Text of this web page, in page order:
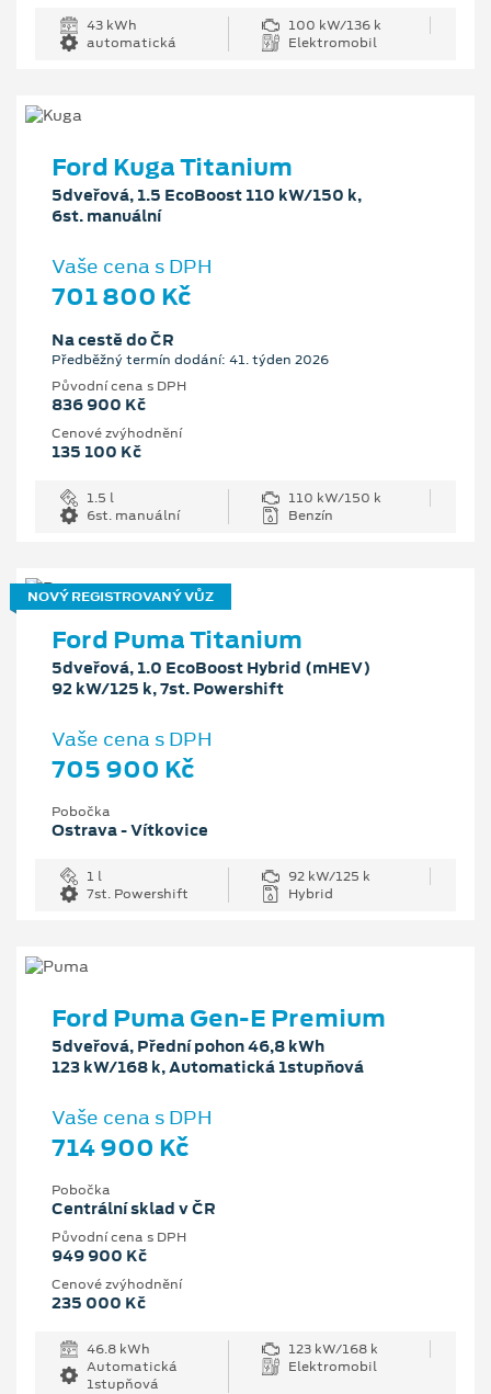
43 kWh
100 kW/136 k
automatická
Elektromobil
Ford Kuga Titanium
5dveřová, 1.5 EcoBoost 110 kW/150 k,
6st. manuální
Vaše cena s DPH
701 800 Kč
Na cestě do ČR
Předběžný termín dodání: 41. týden 2026
Původní cena s DPH
836 900 Kč
Cenové zvýhodnění
135 100 Kč
1.5 l
110 kW/150 k
6st. manuální
Benzín
NOVÝ REGISTROVANÝ VŮZ
Ford Puma Titanium
5dveřová, 1.0 EcoBoost Hybrid (mHEV)
92 kW/125 k, 7st. Powershift
Vaše cena s DPH
705 900 Kč
Pobočka
Ostrava - Vítkovice
1 l
92 kW/125 k
7st. Powershift
Hybrid
Ford Puma Gen-E Premium
5dveřová, Přední pohon 46,8 kWh
123 kW/168 k, Automatická 1stupňová
Vaše cena s DPH
714 900 Kč
Pobočka
Centrální sklad v ČR
Původní cena s DPH
949 900 Kč
Cenové zvýhodnění
235 000 Kč
46.8 kWh
123 kW/168 k
Automatická
1stupňová
Elektromobil